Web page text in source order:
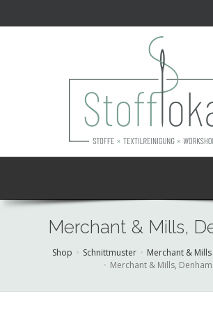
Merchant & Mills,
Shop Schnittmuster
Merchant &
Merchant & Mills, Denham